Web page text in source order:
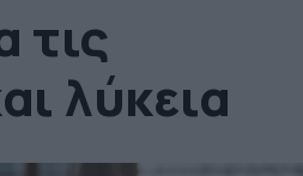
τις
λύκεια